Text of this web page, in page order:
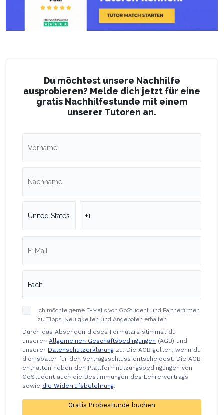
Du möchtest unsere Nachhilfe
ausprobieren? Melde dich jetzt für eine
gratis Nachhilfestunde mit einem
unserer Tutoren an.
Ich möchte gerne E-Mails von GoStudent und Partnerfirmen
zu Tipps, Neuigkeiten und Angeboten erhalten.
Durch das Absenden dieses Formulars stimmst du
unseren Allgemeinen Geschäftsbedingungen (AGB) und
unserer Datenschutzerklärung zu. Die AGB gelten, wenn du
dich später für den Vertragsschluss entscheidest. Die AGB
enthalten neben den Plattformnutzungsbedingungen von
GoStudent auch die Bestimmungen des Lehrervertrags
sowie die Widerrufsbelehrung.